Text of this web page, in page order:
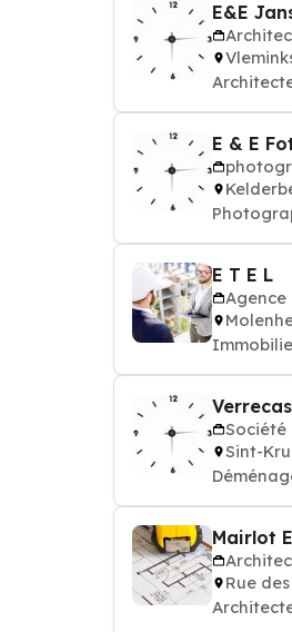
E&E
E & E
E T E L
Agence
Société
Sint-
Mairlot E
Rue